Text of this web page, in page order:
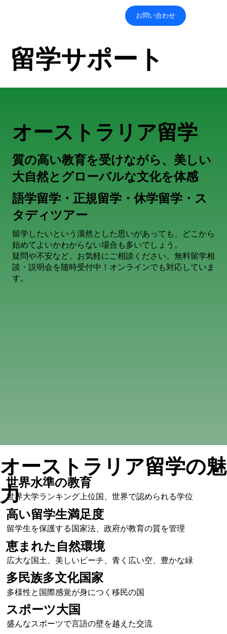
お問い合わせ
​留学サポート
オーストラリア留学
質の高い教育を受けながら、美しい
大自然とグローバルな文化を体感
語学留学・正規留学・休学留学・ス
タディツアー
留学したいという漠然とした思いがあっても、どこから
始めてよいかわからない場合も多いでしょう。
疑問や不安など、お気軽にご相談ください。無料留学相
談・説明会を随時受付中！オンラインでも対応していま
す。
オーストラリア留学の魅
力
世界水準の教育
世界大学ランキング上位国、世界で認められる学位
高い留学生満足度
留学生を保護する国家法、政府が教育の質を管理
恵まれた自然環境
広大な国土、美しいビーチ、青く広い空、豊かな緑
多民族多文化国家
多様性と国際感覚が身につく移民の国
スポーツ大国
盛んなスポーツで言語の壁を越えた交流